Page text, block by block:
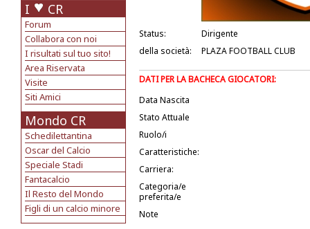
I CR
Forum
Collabora con noi
I risultati sul tuo sito!
Area Riservata
Visite
Siti Amici
Mondo CR
Schedilettantina
Oscar del Calcio
Speciale Stadi
Fantacalcio
Il Resto del Mondo
Figli di un calcio minore
Status:
Dirigente
della società:
PLAZA FOOTBALL CLUB
DATI PER LA BACHECA GIOCATORI:
Data Nascita
Stato Attuale
Ruolo/i
Caratteristiche:
Carriera:
Categoria/e
preferita/e
Note